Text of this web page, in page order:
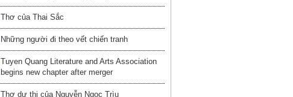
Thơ của Thai Sắc
Những người đi theo vết chiến tranh
Tuyen Quang Literature and Arts Association
begins new chapter after merger
Thơ dự thi của Nguyễn Ngọc Trìu